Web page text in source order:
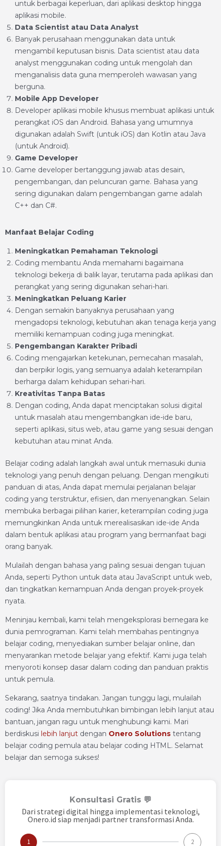
untuk berbagai keperluan, dari aplikasi desktop hingga
aplikasi mobile.
Data Scientist atau Data Analyst
Banyak perusahaan menggunakan data untuk
mengambil keputusan bisnis. Data scientist atau data
analyst menggunakan coding untuk mengolah dan
menganalisis data guna memperoleh wawasan yang
berguna.
Mobile App Developer
Developer aplikasi mobile khusus membuat aplikasi untuk
perangkat iOS dan Android. Bahasa yang umumnya
digunakan adalah Swift (untuk iOS) dan Kotlin atau Java
(untuk Android).
Game Developer
Game developer bertanggung jawab atas desain,
pengembangan, dan peluncuran game. Bahasa yang
sering digunakan dalam pengembangan game adalah
C++ dan C#.
Manfaat Belajar Coding
Meningkatkan Pemahaman Teknologi
Coding membantu Anda memahami bagaimana
teknologi bekerja di balik layar, terutama pada aplikasi dan
perangkat yang sering digunakan sehari-hari.
Meningkatkan Peluang Karier
Dengan semakin banyaknya perusahaan yang
mengadopsi teknologi, kebutuhan akan tenaga kerja yang
memiliki kemampuan coding juga meningkat.
Pengembangan Karakter Pribadi
Coding mengajarkan ketekunan, pemecahan masalah,
dan berpikir logis, yang semuanya adalah keterampilan
berharga dalam kehidupan sehari-hari.
Kreativitas Tanpa Batas
Dengan coding, Anda dapat menciptakan solusi digital
untuk masalah atau mengembangkan ide-ide baru,
seperti aplikasi, situs web, atau game yang sesuai dengan
kebutuhan atau minat Anda.
Belajar coding adalah langkah awal untuk memasuki dunia
teknologi yang penuh dengan peluang. Dengan mengikuti
panduan di atas, Anda dapat memulai perjalanan belajar
coding yang terstruktur, efisien, dan menyenangkan. Selain
membuka berbagai pilihan karier, keterampilan coding juga
memungkinkan Anda untuk merealisasikan ide-ide Anda
dalam bentuk aplikasi atau program yang bermanfaat bagi
orang banyak.
Mulailah dengan bahasa yang paling sesuai dengan tujuan
Anda, seperti Python untuk data atau JavaScript untuk web,
dan tingkatkan kemampuan Anda dengan proyek-proyek
nyata.
Meninjau kembali, kami telah mengeksplorasi bernegara ke
dunia pemrograman. Kami telah membahas pentingnya
belajar coding, menyediakan sumber belajar online, dan
menyarankan metode belajar yang efektif. Kami juga telah
menyoroti konsep dasar dalam coding dan panduan praktis
untuk pemula.
Sekarang, saatnya tindakan. Jangan tunggu lagi, mulailah
coding! Jika Anda membutuhkan bimbingan lebih lanjut atau
bantuan, jangan ragu untuk menghubungi kami. Mari
berdiskusi lebih lanjut dengan Onero Solutions tentang
belajar coding pemula atau belajar coding HTML. Selamat
belajar dan semoga sukses!
Konsultasi Gratis 💬
Dari strategi digital hingga implementasi teknologi,
Onero.id siap menjadi partner transformasi Anda.
1 2